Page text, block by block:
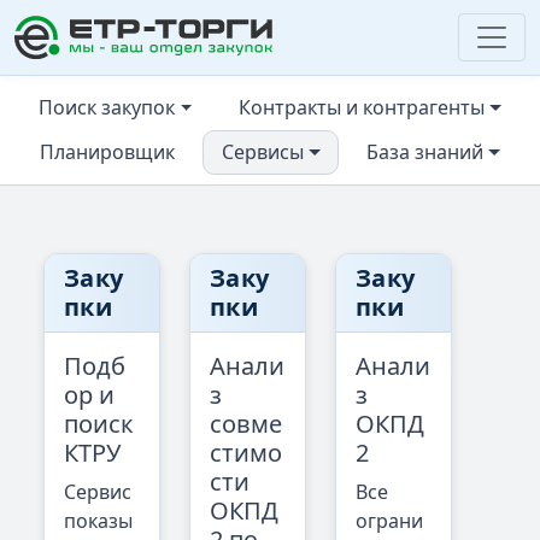
ЕТР-ТОРГИ
Поиск закупок
Контракты и контрагенты
Планировщик
Сервисы База знаний
Заку
пки
Подб
ор и
поиск
КТРУ
Сервис
показы
Заку
пки
Анали
з
совме
стимо
сти
ОКПД
Заку
пки
Анали
з
ОКПД
2
Все
ограни